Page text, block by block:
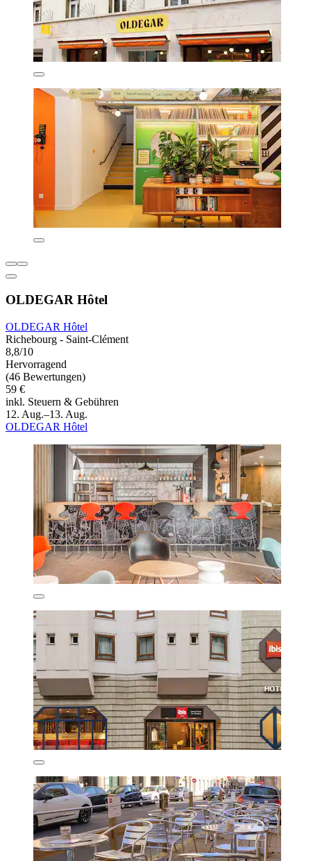
OLDEGAR Hôtel
OLDEGAR Hôtel
Richebourg - Saint-Clément
8,8/10
Hervorragend
(46 Bewertungen)
59 €
inkl. Steuern & Gebühren
12. Aug.–13. Aug.
OLDEGAR Hôtel